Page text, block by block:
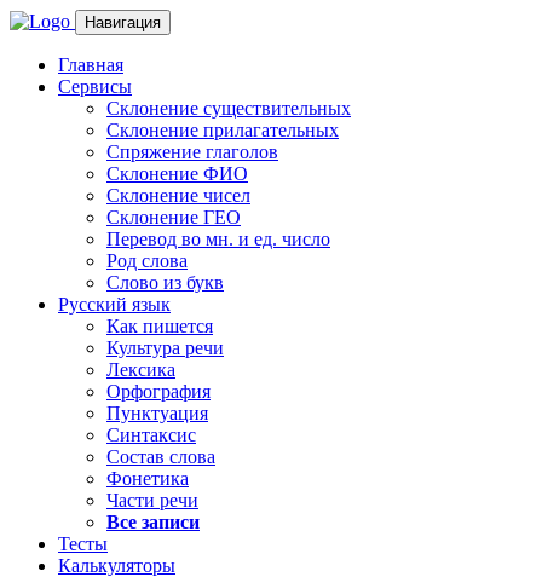
Навигация
Главная
Сервисы
Склонение существительных
Склонение прилагательных
Спряжение глаголов
Склонение ФИО
Склонение чисел
Склонение ГЕО
Перевод во мн. и ед. число
Род слова
Слово из букв
Русский язык
Как пишется
Культура речи
Лексика
Орфография
Пунктуация
Синтаксис
Состав слова
Фонетика
Части речи
Все записи
Тесты
Калькуляторы